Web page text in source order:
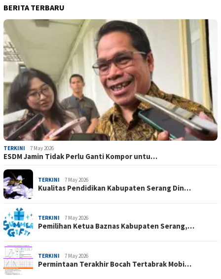
BERITA TERBARU
TERKINI 7 May 2026
ESDM Jamin Tidak Perlu Ganti Kompor untu…
TERKINI 7 May 2026
Kualitas Pendidikan Kabupaten Serang Din…
TERKINI 7 May 2026
Pemilihan Ketua Baznas Kabupaten Serang,…
TERKINI 7 May 2026
Permintaan Terakhir Bocah Tertabrak Mobi…